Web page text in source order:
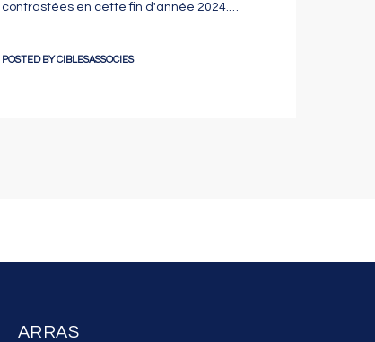
contrastées en cette fin d'année 2024.…
POSTED BYCIBLESASSOCIES
ARRAS